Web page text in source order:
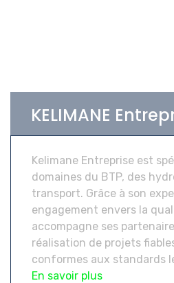
KELIMANE
Kelimane Entreprise est
domaines du BTP, des
transport. Grâce à son
engagement envers la
accompagne ses
réalisation de projets
conformes aux standards
En savoir plus